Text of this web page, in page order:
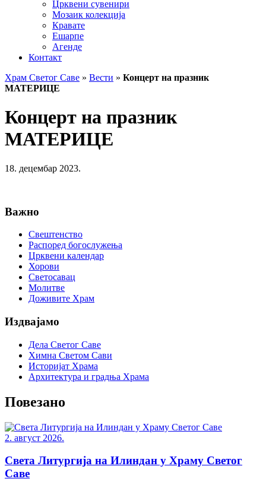
Црквени сувенири
Мозаик колекција
Кравате
Ешарпе
Агенде
Контакт
Храм Светог Саве » Вести » Концерт на празник
МАТЕРИЦЕ
Концерт на празник
МАТЕРИЦЕ
18. децембар 2023.
Важно
Свештенство
Распоред богослужења
Црквени календар
Хорови
Светосавац
Молитве
Доживите Храм
Издвајамо
Дела Светог Саве
Химна Светом Сави
Историјат Храма
Архитектура и градња Храма
Повезано
2. август 2026.
Света Литургија на Илиндан у Храму Светог
Саве